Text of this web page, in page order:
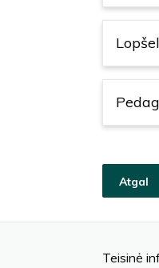
Atgal
Teisinė